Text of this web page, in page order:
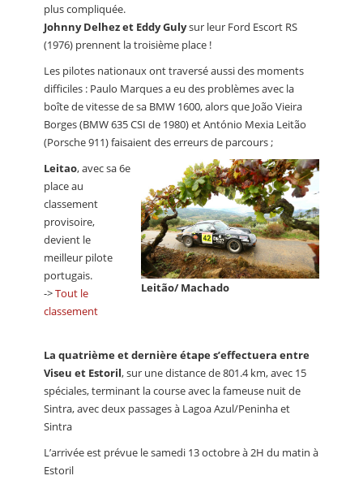
plus compliquée.
Johnny Delhez et Eddy Gulysur leur Ford Escort RS
(1976) prennent la troisième place !
Les pilotes nationaux ont traversé aussi des moments
difficiles : Paulo Marques a eu des problèmes avec la
boîte de vitesse de sa BMW 1600, alors que João Vieira
Borges (BMW 635 CSI de 1980) et António Mexia Leitão
(Porsche 911) faisaient des erreurs de parcours ;
Leitão/ Machado
Leitao, avec sa 6e
place au
classement
provisoire,
devient le
meilleur pilote
portugais.
->Tout le
classement
La quatrième et dernière étape s’effectuera entre
Viseu et Estoril, sur une distance de 801.4 km, avec 15
spéciales, terminant la course avec la fameuse nuit de
Sintra, avec deux passages à Lagoa Azul/Peninha et
Sintra
L’arrivée est prévue le samedi 13 octobre à 2H du matin à
Estoril